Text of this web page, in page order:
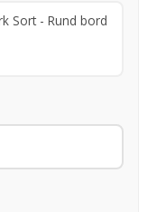
Sort - Rund bord